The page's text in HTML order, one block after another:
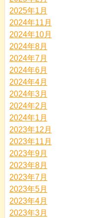
2025年1月
2024年11月
2024年10月
2024年8月
2024年7月
2024年6月
2024年4月
2024年3月
2024年2月
2024年1月
2023年12月
2023年11月
2023年9月
2023年8月
2023年7月
2023年5月
2023年4月
2023年3月